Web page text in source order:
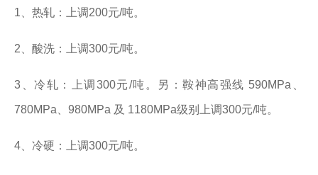
1、热轧：上调200元/吨。
2、酸洗：上调300元/吨。
3、冷轧：上调300元/吨。另：鞍神高强线 590MPa、
780MPa、980MPa 及 1180MPa级别上调300元/吨。
4、冷硬：上调300元/吨。